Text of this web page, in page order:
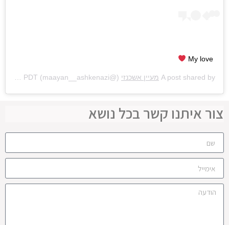
My love
A post shared by מעיין אשכנזי (@maayan__ashkenazi) on
Jun 15, 2020 at 10:02am PDT
צור איתנו קשר בכל נושא